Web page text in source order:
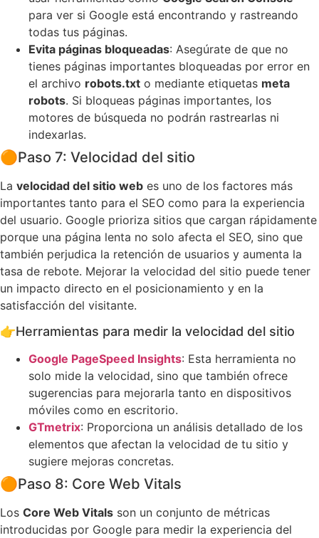
para ver si Google está encontrando y rastreando
todas tus páginas.
Evita páginas bloqueadas: Asegúrate de que no
tienes páginas importantes bloqueadas por error en
el archivo robots.txt o mediante etiquetas meta
robots. Si bloqueas páginas importantes, los
motores de búsqueda no podrán rastrearlas ni
indexarlas.
🟠Paso 7: Velocidad del sitio
La velocidad del sitio web es uno de los factores más
importantes tanto para el SEO como para la experiencia
del usuario. Google prioriza sitios que cargan rápidamente
porque una página lenta no solo afecta el SEO, sino que
también perjudica la retención de usuarios y aumenta la
tasa de rebote. Mejorar la velocidad del sitio puede tener
un impacto directo en el posicionamiento y en la
satisfacción del visitante.
👉Herramientas para medir la velocidad del sitio
Google PageSpeed Insights: Esta herramienta no
solo mide la velocidad, sino que también ofrece
sugerencias para mejorarla tanto en dispositivos
móviles como en escritorio.
GTmetrix: Proporciona un análisis detallado de los
elementos que afectan la velocidad de tu sitio y
sugiere mejoras concretas.
🟠Paso 8: Core Web Vitals
Los Core Web Vitals son un conjunto de métricas
introducidas por Google para medir la experiencia del